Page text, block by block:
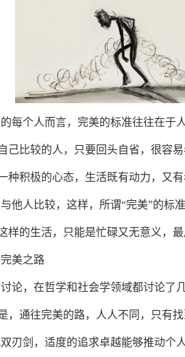
每个人而言，完美的标准往往在
己比较的人，只要回头自省，很容
种积极的心态，生活既有动力，又
他人比较，这样，所谓“完美”的标
样的生活，只能是忙碌又无意义，
美之路
论，在哲学和社会学领域都讨论了
，通往完美的路，人人不同，只有
刃剑，适度的追求卓越能够推动个